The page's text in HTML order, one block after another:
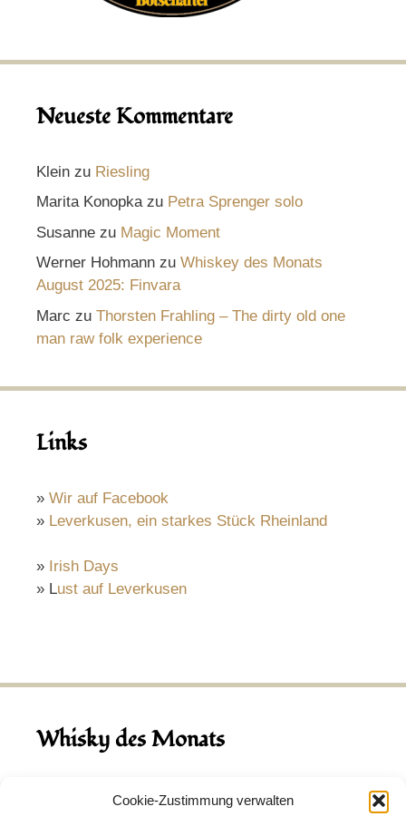
Cookie-Zustimmung verwalten
Neueste Kommentare
Klein zu Riesling
Marita Konopkazu Petra Sprenger solo
Susanne zu Magic Moment
Werner Hohmann zu Whiskey des Monats
August 2025: Finvara
Marc zu Thorsten Frahling – The dirty old one
man raw folk experience
Links
» Wir auf Facebook
» Leverkusen, ein starkes Stück Rheinland
» Irish Days
» Lust auf Leverkusen
Whisky des Monats
August 2026